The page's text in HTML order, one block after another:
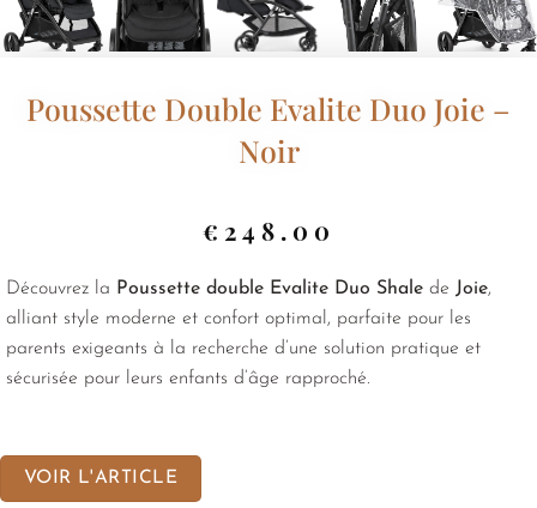
Poussette Double Evalite Duo Joie –
Noir
€ 248.00
Découvrez la Poussette double Evalite Duo Shale de Joie,
alliant style moderne et confort optimal, parfaite pour les
parents exigeants à la recherche d’une solution pratique et
sécurisée pour leurs enfants d’âge rapproché.
VOIR L'ARTICLE